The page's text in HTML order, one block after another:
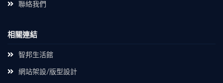
聯絡我們
相關連結
智邦生活館
網站架設/版型設計